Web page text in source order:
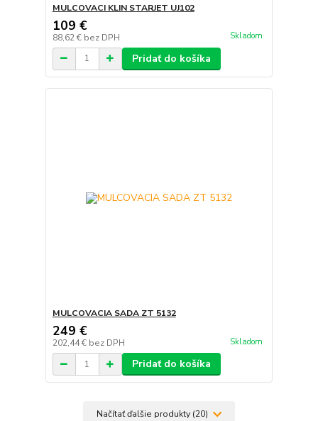
MULCOVACI KLIN STARJET UJ102
109 €
88,62 € bez DPH Skladom
Pridať do košíka
MULCOVACIA SADA ZT 5132
249 €
202,44 € bez DPH Skladom
Pridať do košíka
Načítať ďalšie produkty (20)